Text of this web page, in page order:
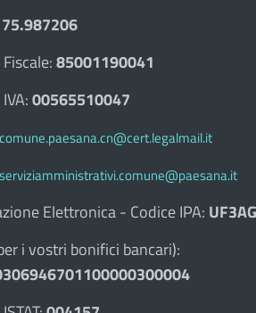
85001190041
00565510047
comune.paesana.cn@cert.legalmail.it
serviziamministrativi.comune@paesana.it
Elettronica - Codice IPA:
i vostri bonifici bancari):